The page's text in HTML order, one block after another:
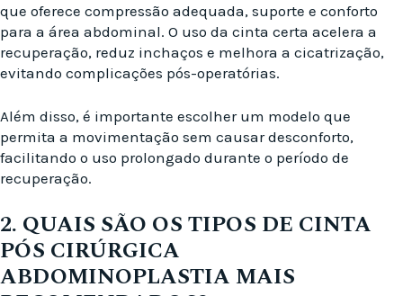
que oferece compressão adequada, suporte e conforto
para a área abdominal. O uso da cinta certa acelera a
recuperação, reduz inchaços e melhora a cicatrização,
evitando complicações pós-operatórias.
Além disso, é importante escolher um modelo que
permita a movimentação sem causar desconforto,
facilitando o uso prolongado durante o período de
recuperação.
2. QUAIS SÃO OS TIPOS DE CINTA
PÓS CIRÚRGICA
ABDOMINOPLASTIA MAIS